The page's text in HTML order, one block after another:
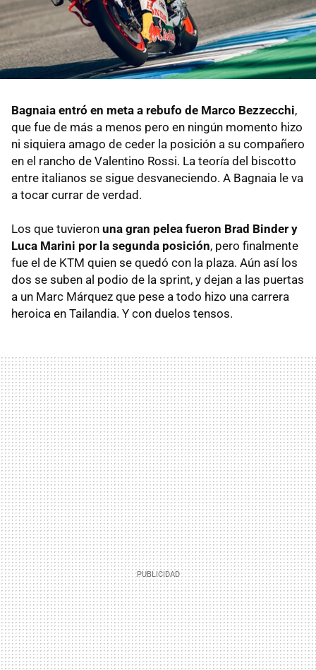
Bagnaia entró en meta a rebufo de Marco Bezzecchi,
que fue de más a menos pero en ningún momento hizo
ni siquiera amago de ceder la posición a su compañero
en el rancho de Valentino Rossi. La teoría del biscotto
entre italianos se sigue desvaneciendo. A Bagnaia le va
a tocar currar de verdad.
Los que tuvieron una gran pelea fueron Brad Binder y
Luca Marini por la segunda posición, pero finalmente
fue el de KTM quien se quedó con la plaza. Aún así los
dos se suben al podio de la sprint, y dejan a las puertas
a un Marc Márquez que pese a todo hizo una carrera
heroica en Tailandia. Y con duelos tensos.